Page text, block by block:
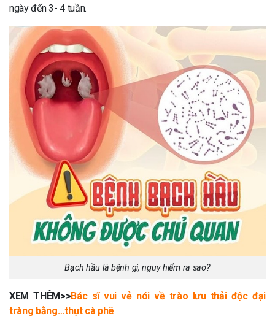
ngày đến 3- 4 tuần.
Bạch hầu là bệnh gì, nguy hiểm ra sao?
XEM THÊM>>Bác sĩ vui vẻ nói về trào lưu thải độc đại
tràng bằng…thụt cà phê